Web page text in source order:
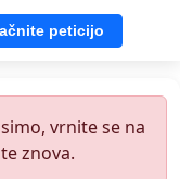
peticijo
vrnite se na
znova.